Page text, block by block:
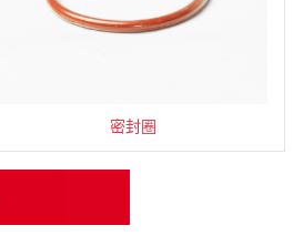
密封圈
双相钢管件
建筑结构用钢板
通风柜
水下耐辐照摄像机
真空软管
推拉门
低压固定式开关柜
LED防爆灯
船用电梯
碟簧
闭环调节V球机
双梁门式起重机
涡轮流量传感器
干冰清洗核去污装置
标准化工泵
后切底锚栓